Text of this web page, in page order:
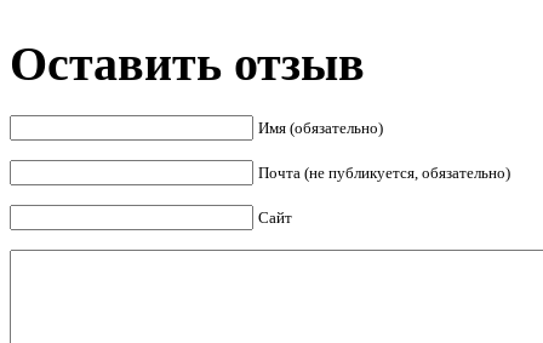
Оставить отзыв
Имя (обязательно)
Почта (не публикуется, обязательно)
Сайт